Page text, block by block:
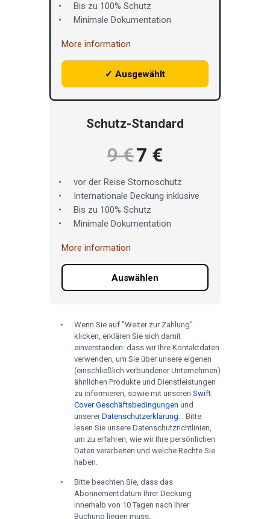
Bis zu 100% Schutz
Minimale Dokumentation
More information
✓ Ausgewählt
Schutz-Standard
9 €7 €
vor der Reise Stornoschutz
Internationale Deckung inklusive
Bis zu 100% Schutz
Minimale Dokumentation
More information
Auswählen
Wenn Sie auf "Weiter zur Zahlung"
klicken, erklären Sie sich damit
einverstanden: dass wir Ihre Kontaktdaten
verwenden, um Sie über unsere eigenen
(einschließlich verbundener Unternehmen)
ähnlichen Produkte und Dienstleistungen
zu informieren, sowie mit unseren Swift
Cover Geschäftsbedingungen und
unsererDatenschutzerklärung. . Bitte
lesen Sie unsere Datenschutzrichtlinien,
um zu erfahren, wie wir Ihre persönlichen
Daten verarbeiten und welche Rechte Sie
haben.
Bitte beachten Sie, dass das
Abonnementdatum Ihrer Deckung
innerhalb von 10 Tagen nach Ihrer
Buchung liegen muss.